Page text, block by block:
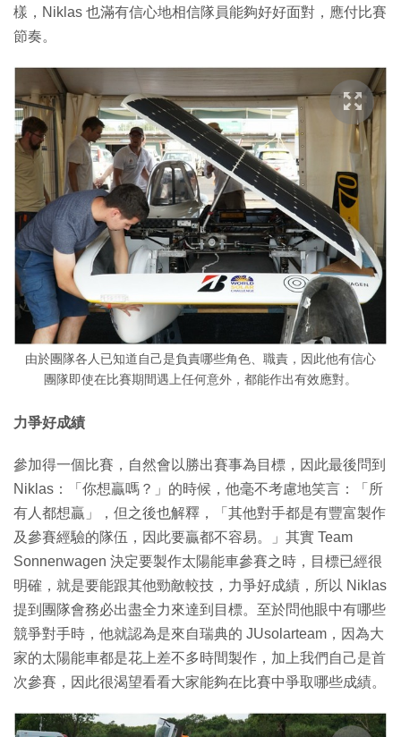
樣，Niklas 也滿有信心地相信隊員能夠好好面對，應付比賽
節奏。
由於團隊各人已知道自己是負責哪些角色、職責，因此他有信心
團隊即使在比賽期間遇上任何意外，都能作出有效應對。
力爭好成績
參加得一個比賽，自然會以勝出賽事為目標，因此最後問到
Niklas：「你想贏嗎？」的時候，他毫不考慮地笑言：「所
有人都想贏」，但之後也解釋，「其他對手都是有豐富製作
及參賽經驗的隊伍，因此要贏都不容易。」其實 Team
Sonnenwagen 決定要製作太陽能車參賽之時，目標已經很
明確，就是要能跟其他勁敵較技，力爭好成績，所以 Niklas
提到團隊會務必出盡全力來達到目標。至於問他眼中有哪些
競爭對手時，他就認為是來自瑞典的 JUsolarteam，因為大
家的太陽能車都是花上差不多時間製作，加上我們自己是首
次參賽，因此很渴望看看大家能夠在比賽中爭取哪些成績。